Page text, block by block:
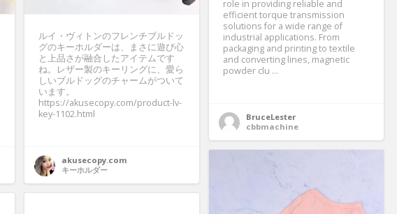
ルイ・ヴィトンのフレンチブルドッ
グのキーホルダーは、まさに遊び心
と上品さが融合したアイテムです
ね。レザー製のキーリングに、愛ら
しいブルドッグのチャームがついて
います。
https://akusecopy.com/product-lv-
key-1102.html
akusecopy.com
キーホルダー
role in providing reliable and
efficient torque transmission
solutions for a wide range of
industrial applications. From
packaging and printing to textile
and converting lines, magnetic
powder clu ...
BruceLester
cbbmachine